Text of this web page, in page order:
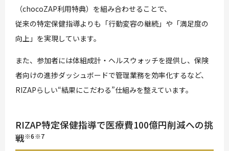
（chocoZAP利用特典）を組み合わせることで、
従来の特定保健指導よりも「行動変容の継続」や「満足度の
向上」を実現しています。
また、参加者には体組成計・ヘルスウォッチを提供し、保険
者向けの進捗ダッシュボードで管理業務を効率化するなど、
RIZAPらしい“結果にこだわる”仕組みを整えています。
RIZAP特定保健指導で医療費100億円削減への挑
戦※6※7